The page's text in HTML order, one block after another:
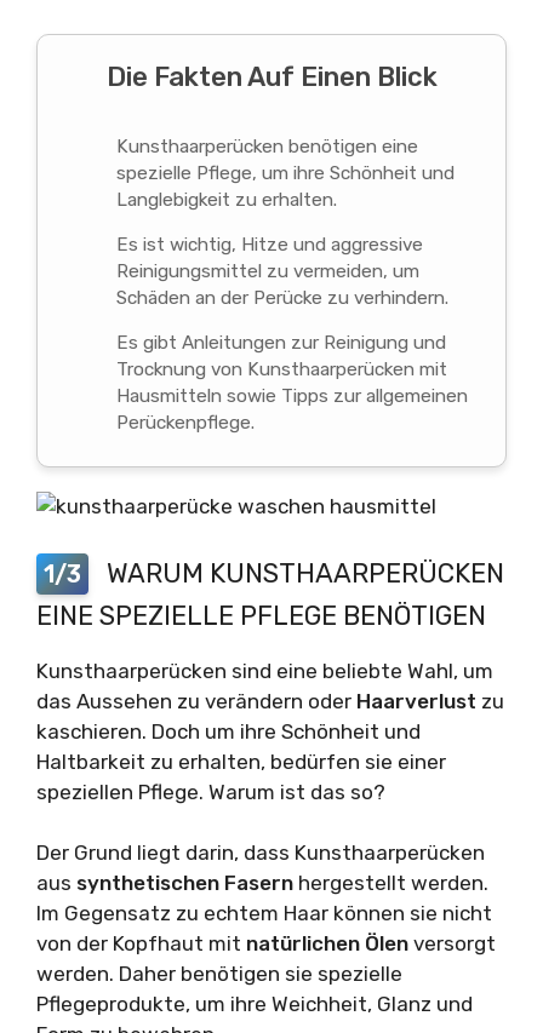
Die Fakten Auf Einen Blick
Kunsthaarperücken benötigen eine
spezielle Pflege, um ihre Schönheit und
Langlebigkeit zu erhalten.
Es ist wichtig, Hitze und aggressive
Reinigungsmittel zu vermeiden, um
Schäden an der Perücke zu verhindern.
Es gibt Anleitungen zur Reinigung und
Trocknung von Kunsthaarperücken mit
Hausmitteln sowie Tipps zur allgemeinen
Perückenpflege.
1/3
WARUM KUNSTHAARPERÜCKEN
EINE SPEZIELLE PFLEGE BENÖTIGEN
Kunsthaarperücken sind eine beliebte Wahl, um
das Aussehen zu verändern oder Haarverlust zu
kaschieren. Doch um ihre Schönheit und
Haltbarkeit zu erhalten, bedürfen sie einer
speziellen Pflege. Warum ist das so?
Der Grund liegt darin, dass Kunsthaarperücken
aus synthetischen Fasern hergestellt werden.
Im Gegensatz zu echtem Haar können sie nicht
von der Kopfhaut mit natürlichen Ölen versorgt
werden. Daher benötigen sie spezielle
Pflegeprodukte, um ihre Weichheit, Glanz und